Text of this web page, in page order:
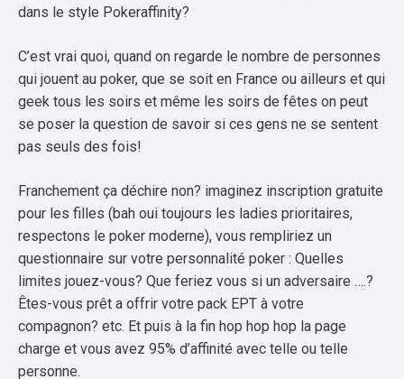
dans le style Pokeraffinity?
C’est vrai quoi, quand on regarde le nombre de personnes
qui jouent au poker, que se soit en France ou ailleurs et qui
geek tous les soirs et même les soirs de fêtes on peut
se poser la question de savoir si ces gens ne se sentent
pas seuls des fois!
Franchement ça déchire non? imaginez inscription gratuite
pour les filles (bah oui toujours les ladies prioritaires,
respectons le poker moderne), vous rempliriez un
questionnaire sur votre personnalité poker : Quelles
limites jouez-vous? Que feriez vous si un adversaire ….?
Êtes-vous prêt a offrir votre pack EPT à votre
compagnon? etc. Et puis à la fin hop hop hop la page
charge et vous avez 95% d’affinité avec telle ou telle
personne.